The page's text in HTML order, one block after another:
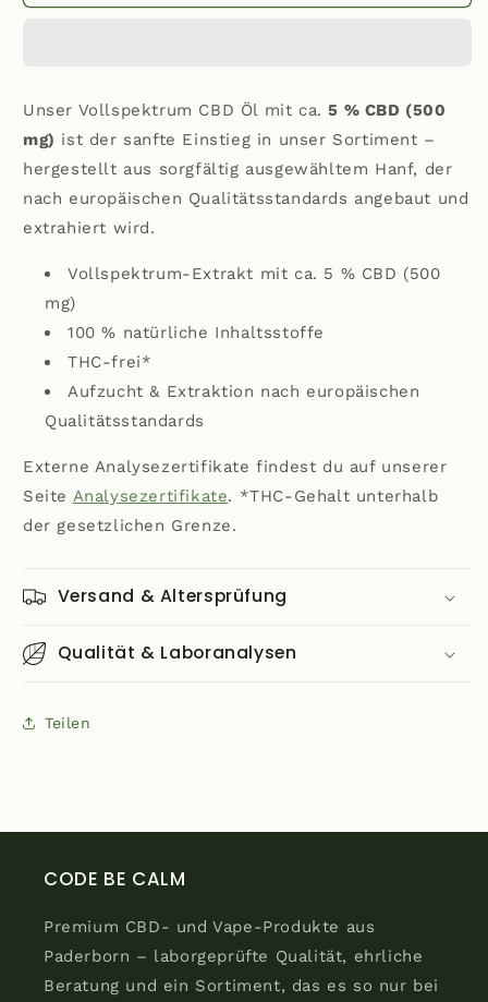
VollspektrumVollspektrum
Unser Vollspektrum CBD Öl mit ca.5 % CBD (500
mg) ist der sanfte Einstieg in unser Sortiment –
hergestellt aus sorgfältig ausgewähltem Hanf, der
nach europäischen Qualitätsstandards angebaut und
extrahiert wird.
Vollspektrum-Extrakt mit ca. 5 % CBD (500
mg)
100 % natürliche Inhaltsstoffe
THC-frei*
Aufzucht & Extraktion nach europäischen
Qualitätsstandards
Externe Analysezertifikate findest du auf unserer
Seite Analysezertifikate. *THC-Gehalt unterhalb
der gesetzlichen Grenze.
Versand & Altersprüfung
Qualität & Laboranalysen
Teilen
CODE BE CALM
Premium CBD- und Vape-Produkte aus
Paderborn – laborgeprüfte Qualität, ehrliche
Beratung und ein Sortiment, das es so nur bei